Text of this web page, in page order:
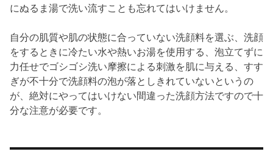
にぬるま湯で洗い流すことも忘れてはいけません。
自分の肌質や肌の状態に合っていない洗顔料を選ぶ、洗顔
をするときに冷たい水や熱いお湯を使用する、泡立てずに
力任せでゴシゴシ洗い摩擦による刺激を肌に与える、すす
ぎが不十分で洗顔料の泡が落としきれていないというの
が、絶対にやってはいけない間違った洗顔方法ですので十
分な注意が必要です。